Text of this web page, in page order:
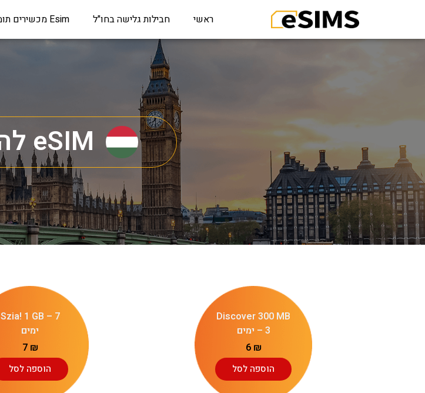
ראשי חבילות גלישה בחו"ל Esim מכשירים תומכים
eSIM להונגריה
Discover 300 MB
– 3 ימים
6 ₪
הוספה לסל
Szia! 1 GB – 7
ימים
7 ₪
הוספה לסל